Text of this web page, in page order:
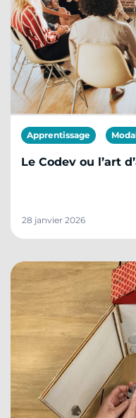
Apprentissage
Le Codev ou l’art
28 janvier 2026